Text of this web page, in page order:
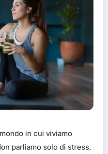
in cui viviamo
parliamo solo di stress,